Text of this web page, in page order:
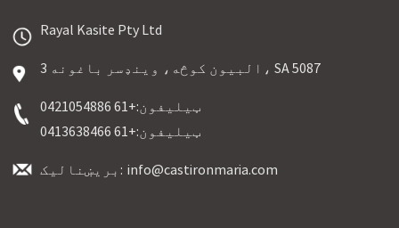
Rayal Kasite Pty Ltd
3 البیون کوڅه، وینډسر باغونه، SA 5087
ټیلیفون:+61 0421054886
ټیلیفون:+61 0413638466
بریښنالیک: info@castironmaria.com